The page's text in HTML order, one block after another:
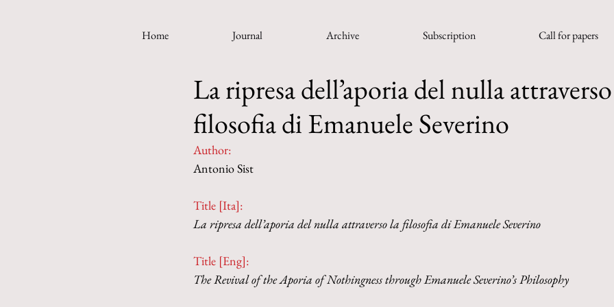
Home Journal Archive Subscription Call for papers
La ripresa dell’aporia del nulla
filosofia di Emanuele Severino
Author:
Antonio Sist
Title [Ita]:
La ripresa dell’aporia del nulla attraverso la filosofia di Emanuele Severino
Title [Eng]:
The Revival of the Aporia of Nothingness through Emanuele Severino’s Philosophy